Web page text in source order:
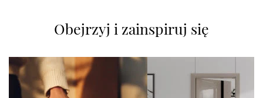
Obejrzyj i zainspiruj się